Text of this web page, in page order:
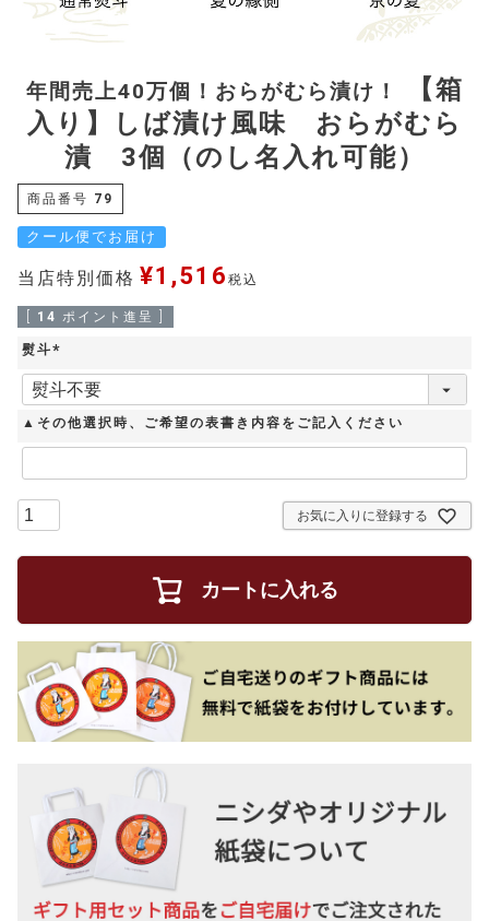
年間売上40万個！おらがむら漬け！
【箱
入り】しば漬け風味 おらがむら
漬 3個（のし名入れ可能）
商品番号 79
クール便でお届け
当店特別価格 ¥1,516 税込
14 ポイント進呈 ]
熨斗
(
必
須
)
▲その他選択時、ご希望の表書き内容をご記入ください
お気に入りに登録する
カートに入れる